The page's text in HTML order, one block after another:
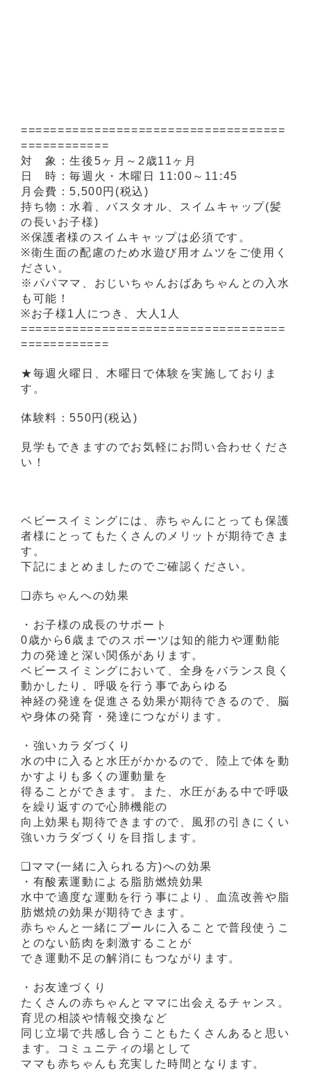
====================================
============
対 象：生後5ヶ月～2歳11ヶ月
日 時：毎週火・木曜日 11:00～11:45
月会費：5,500円(税込)
持ち物：水着、バスタオル、スイムキャップ(髪
の長いお子様)
※保護者様のスイムキャップは必須です。
※衛生面の配慮のため水遊び用オムツをご使用く
ださい。
※パパママ、おじいちゃんおばあちゃんとの入水
も可能！
※お子様1人につき、大人1人
====================================
============
★毎週火曜日、木曜日で体験を実施しておりま
す。
体験料：550円(税込)
見学もできますのでお気軽にお問い合わせくださ
い！
ベビースイミングには、赤ちゃんにとっても保護
者様にとってもたくさんのメリットが期待できま
す。
下記にまとめましたのでご確認ください。
❏赤ちゃんへの効果
・お子様の成長のサポート
0歳から6歳までのスポーツは知的能力や運動能
力の発達と深い関係があります。
ベビースイミングにおいて、全身をバランス良く
動かしたり、呼吸を行う事であらゆる
神経の発達を促進さる効果が期待できるので、脳
や身体の発育・発達につながります。
・強いカラダづくり
水の中に入ると水圧がかかるので、陸上で体を動
かすよりも多くの運動量を
得ることができます。また、水圧がある中で呼吸
を繰り返すので心肺機能の
向上効果も期待できますので、風邪の引きにくい
強いカラダづくりを目指し ます。
❏ママ(一緒に入られる方)への効果
・有酸素運動による脂肪燃焼効果
水中で適度な運動を行う事により、血流改善や脂
肪燃焼の効果が期待できます。
赤ちゃんと一緒にプールに入ることで普段使うこ
とのない筋肉を刺激することが
でき運動不足の解消にもつながります。
・お友達づくり
たくさんの赤ちゃんとママに出会えるチャンス。
育児の相談や情報交換など
同じ立場で共感し合うこともたくさんあると思い
ます。コミュニティの場として
ママも赤ちゃんも充実した時間となります。